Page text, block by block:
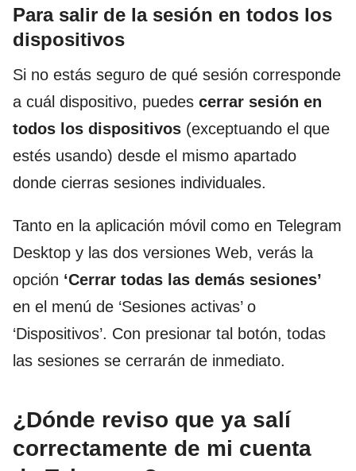
Para salir de la sesión en todos los
dispositivos
Si no estás seguro de qué sesión corresponde
a cuál dispositivo, puedes cerrar sesión en
todos los dispositivos (exceptuando el que
estés usando) desde el mismo apartado
donde cierras sesiones individuales.
Tanto en la aplicación móvil como en Telegram
Desktop y las dos versiones Web, verás la
opción ‘Cerrar todas las demás sesiones’
en el menú de ‘Sesiones activas’ o
‘Dispositivos’. Con presionar tal botón, todas
las sesiones se cerrarán de inmediato.
¿Dónde reviso que ya salí
correctamente de mi cuenta